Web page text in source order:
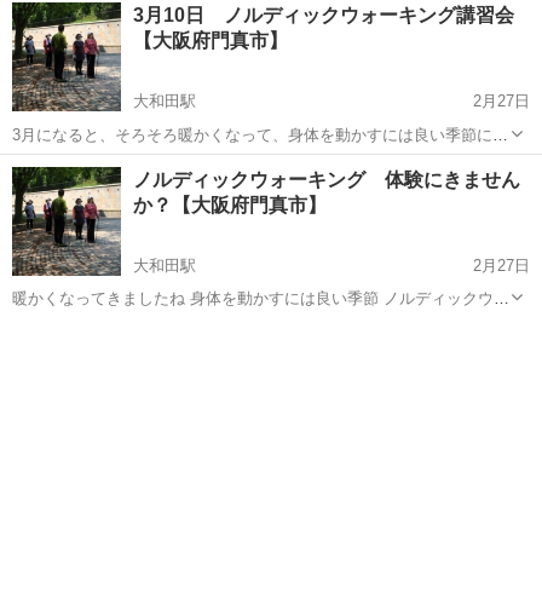
も役立ちミドルエイジの女性にはウレシイ(振袖効果抜群)のノルディッ
ク・ウォークを始めてみませんか? ...
3月10日 ノルディックウォーキング講習会
【大阪府門真市】
大和田駅
2月27日
3月になると、そろそろ暖かくなって、身体を動かすには良い季節にな
ります。 ノルディックウォーキングの体験にきませんか？ 1回1000円
にて体験いただけます。 ノルディックウォーキングは、ポールを使う
こと...
大阪 門真市 大和田駅 ウォーキング 足腰
ノルディックウォーキング 体験にきません
か？【大阪府門真市】
大和田駅
2月27日
暖かくなってきましたね 身体を動かすには良い季節 ノルディックウォ